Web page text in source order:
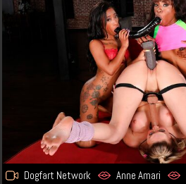
Dogfart Network Anne Amari